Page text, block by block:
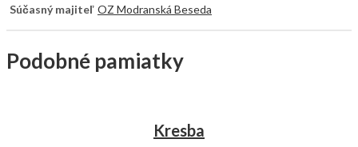
Súčasný majiteľ OZ Modranská Beseda
Podobné pamiatky
Kresba